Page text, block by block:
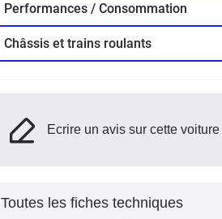
Performances / Consommation
Châssis et trains roulants
Ecrire un avis sur cette voiture
Toutes les fiches techniques